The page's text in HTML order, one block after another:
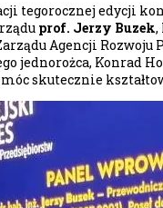
tegorocznej edycji
prof. Jerzy Buzek,
Agencji
jednorożca, Konrad
skutecznie